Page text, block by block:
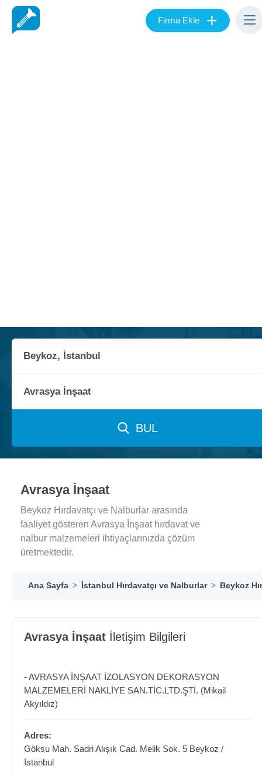
Firma Ekle +
BUL
Avrasya İnşaat
Beykoz Hırdavatçı ve Nalburlar arasında
faaliyet gösteren Avrasya İnşaat hırdavat ve
nalbur malzemeleri ihtiyaçlarınızda çözüm
üretmektedir.
Ana Sayfa İstanbul Hırdavatçı ve Nalburlar Beykoz
Avrasya İnşaat İletişim Bilgileri
- AVRASYA İNŞAAT İZOLASYON DEKORASYON
MALZEMELERİ NAKLİYE SAN.TİC.LTD.ŞTİ. (Mikail
Akyıldız)
Adres:
Göksu Mah. Sadri Alışık Cad. Melik Sok. 5 Beykoz /
İstanbul